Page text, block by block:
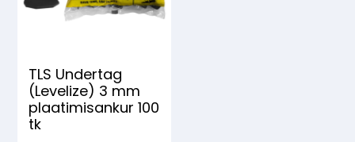
TLS Undertag
(Levelize) 3 mm
plaatimisankur 100
tk